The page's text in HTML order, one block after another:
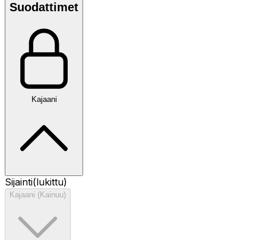
Suodattimet
Kajaani
Sijainti(lukittu)
Kajaani (Kainuu)